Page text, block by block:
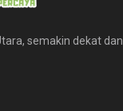
semakin dekat dan